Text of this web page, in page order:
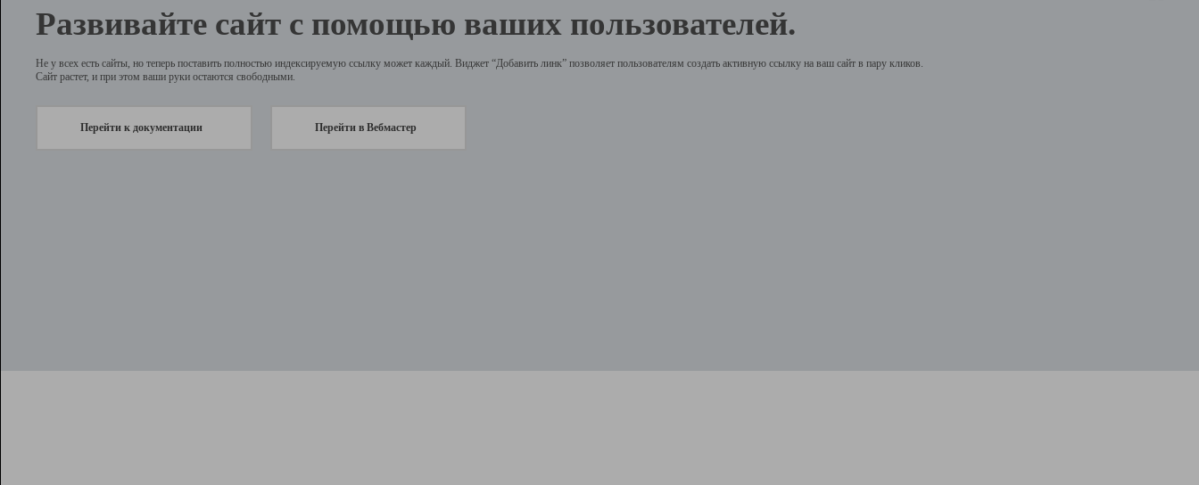
Развивайте сайт с помощью ваших пользователей.
Не у всех есть сайты, но теперь поставить полностью индексируемую ссылку может каждый. Виджет “Добавить линк” позволяет пользователям создать активную ссылку на ваш сайт в пару кликов.
Сайт растет, и при этом ваши руки остаются свободными.
Перейти к документации Перейти в Вебмастер